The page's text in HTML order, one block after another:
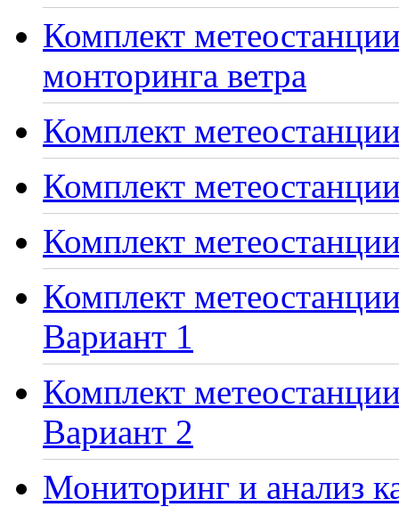
Комплект
монторинга ветра
Комплект
Комплект
Комплект
Комплект
Вариант 1
Комплект
Вариант 2
Мониторинг и анализ